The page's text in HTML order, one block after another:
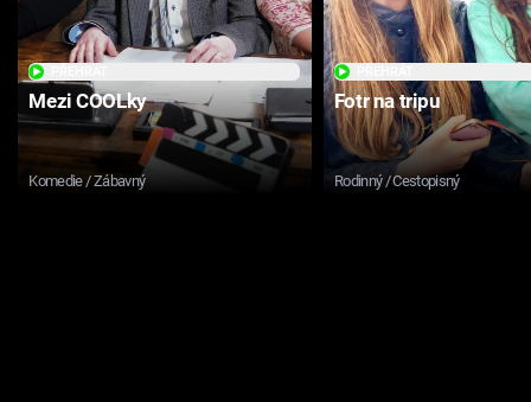
Mezi COOLky
Komedie / Zábavný
Fotr na tripu
Rodinný / Cestopisný